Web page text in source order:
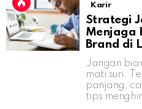
Karir
Strategi
Menjaga
Brand di
Jangan
mati suri.
panjang,
tips